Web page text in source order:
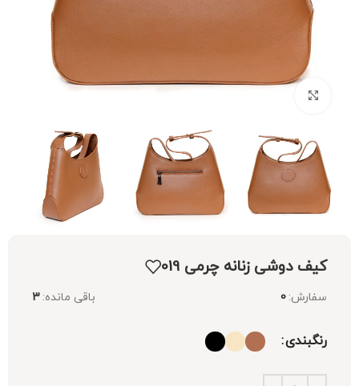
کیف دوشی زنانه چرمی 019
سفارش: 0 باقی مانده: 3
رنگبندی